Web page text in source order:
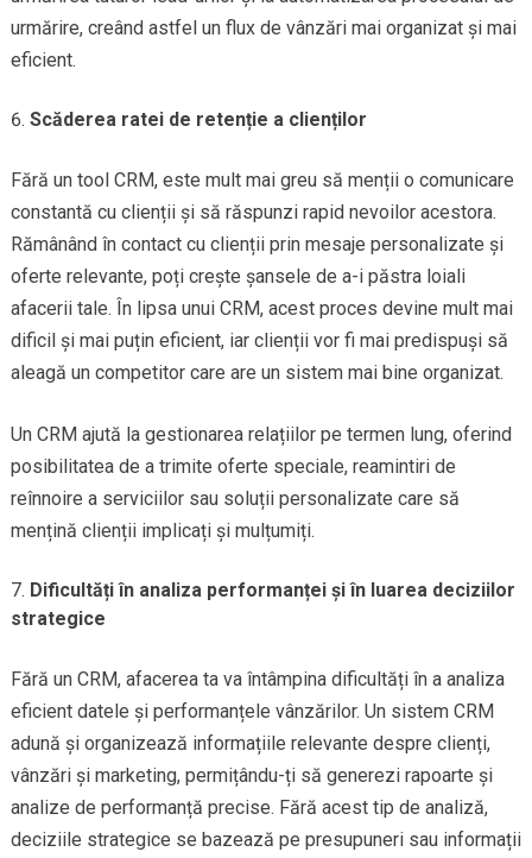
urmărire, creând astfel un flux de vânzări mai organizat și mai
eficient.
Scăderea ratei de retenție a clienților
Fără un tool CRM, este mult mai greu să menții o comunicare
constantă cu clienții și să răspunzi rapid nevoilor acestora.
Rămânând în contact cu clienții prin mesaje personalizate și
oferte relevante, poți crește șansele de a-i păstra loiali
afacerii tale. În lipsa unui CRM, acest proces devine mult mai
dificil și mai puțin eficient, iar clienții vor fi mai predispuși să
aleagă un competitor care are un sistem mai bine organizat.
Un CRM ajută la gestionarea relațiilor pe termen lung, oferind
posibilitatea de a trimite oferte speciale, reamintiri de
reînnoire a serviciilor sau soluții personalizate care să
mențină clienții implicați și mulțumiți.
Dificultăți în analiza performanței și în luarea deciziilor
strategice
Fără un CRM, afacerea ta va întâmpina dificultăți în a analiza
eficient datele și performanțele vânzărilor. Un sistem CRM
adună și organizează informațiile relevante despre clienți,
vânzări și marketing, permițându-ți să generezi rapoarte și
analize de performanță precise. Fără acest tip de analiză,
deciziile strategice se bazează pe presupuneri sau informații